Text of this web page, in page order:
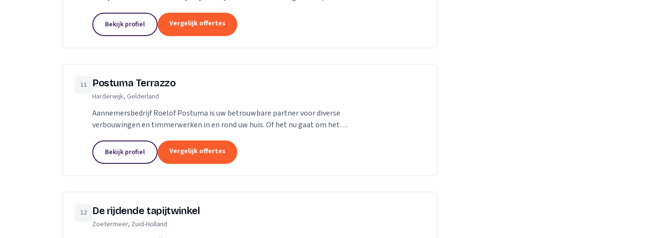
Bekijk profiel Vergelijk offertes
11 Postuma Terrazzo
Harderwijk, Gelderland
Aannemersbedrijf Roelof Postuma is uw betrouwbare partner voor diverse
verbouwingen en timmerwerken in en rond uw huis. Of het nu gaat om het
Bekijk profiel Vergelijk offertes
12 De rijdende tapijtwinkel
Zoetermeer, Zuid-Holland